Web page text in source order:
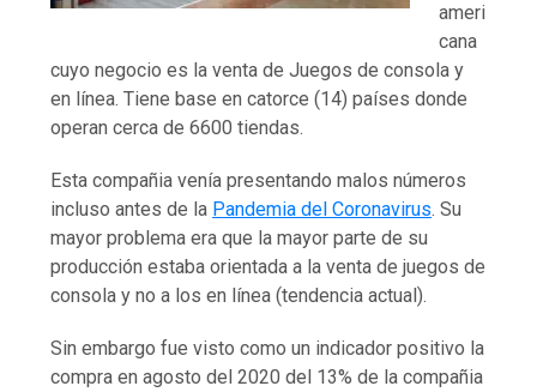
ameri
cana
cuyo negocio es la venta de Juegos de consola y
en línea. Tiene base en catorce (14) países donde
operan cerca de 6600 tiendas.
Esta compañia venía presentando malos números
incluso antes de la Pandemia del Coronavirus. Su
mayor problema era que la mayor parte de su
producción estaba orientada a la venta de juegos de
consola y no a los en línea (tendencia actual).
Sin embargo fue visto como un indicador positivo la
compra en agosto del 2020 del 13% de la compañia